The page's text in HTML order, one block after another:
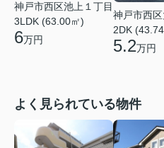
神戸市西区池上１丁目
3LDK (63.00㎡)
6万円
神戸市西
2DK
5.2万円
よく見られている物件